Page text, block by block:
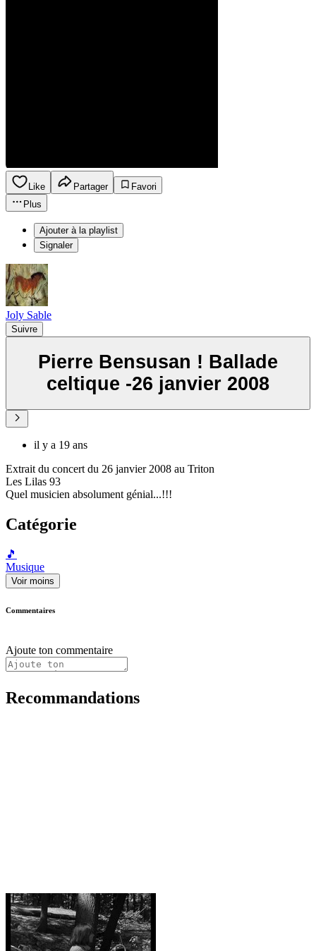
Like Partager
Favori
Plus
Ajouter à la playlist
Signaler
Joly Sable
Suivre
Pierre Bensusan ! Ballade
celtique -26 janvier 2008
il y a 19 ans
Extrait du concert du 26 janvier 2008 au Triton
Les Lilas 93
Quel musicien absolument génial...!!!
Catégorie
🎵
Musique
Voir moins
Commentaires
Ajoute ton commentaire
Recommandations